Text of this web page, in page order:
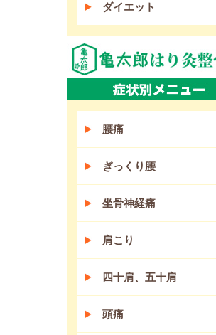
ダイエット
腰痛
ぎっくり腰
坐骨神経痛
肩こり
四十肩、五十肩
頭痛